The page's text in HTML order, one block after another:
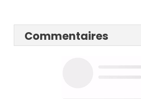
Commentaires